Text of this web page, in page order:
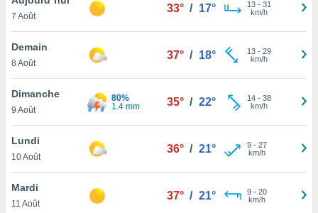
et
»,
au
vous
qu'ils
ou
le
7 Août
33° / 17° 13- 31
km/h
Demain
8 Août
37° / 18° 13- 29
km/h
Dimanche
9 Août
80%
1.4 mm
35° / 22° 14- 38
km/h
Lundi
10 Août
36° / 21° 9- 27
km/h
Mardi
11 Août
37° / 21° 9- 20
km/h